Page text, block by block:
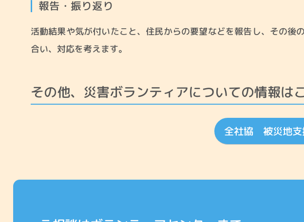
報告・振り返り
活動結果や気が付いたこと、住民からの要望などを報告し、その
合い、対応を考えます。
その他、災害ボランティアについての情報は
全社協 被災地支